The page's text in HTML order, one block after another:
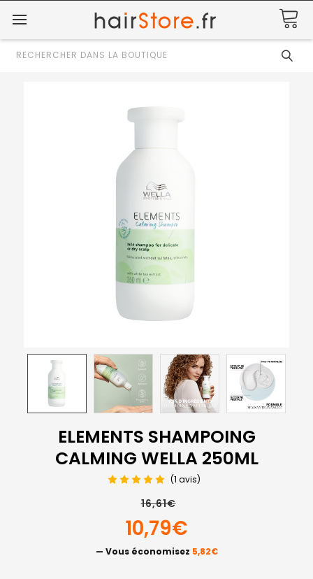
Rechercher
ELEMENTS SHAMPOING
CALMING WELLA 250ML
(1 avis)
16,61€
10,79€
— Vous économisez 5,82€